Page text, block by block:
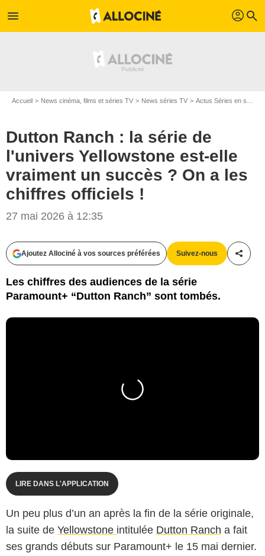
menu profil search
Accueil News cinéma, films et séries TV News séries TV Actus Séries en streaming
Dutton Ranch : la série de
l'univers Yellowstone est-elle
vraiment un succès ? On a les
chiffres officiels !
27 mai 2026 à 12:35
Ajoutez Allociné à vos sources préférées Suivez-nous
Les chiffres des audiences de la série
Paramount+ “Dutton Ranch” sont tombés.
LIRE DANS L'APPLICATION
Un peu plus d’un an après la fin de la série originale,
la suite de Yellowstone intitulée Dutton Ranch a fait
ses grands débuts sur Paramount+ le 15 mai dernier.